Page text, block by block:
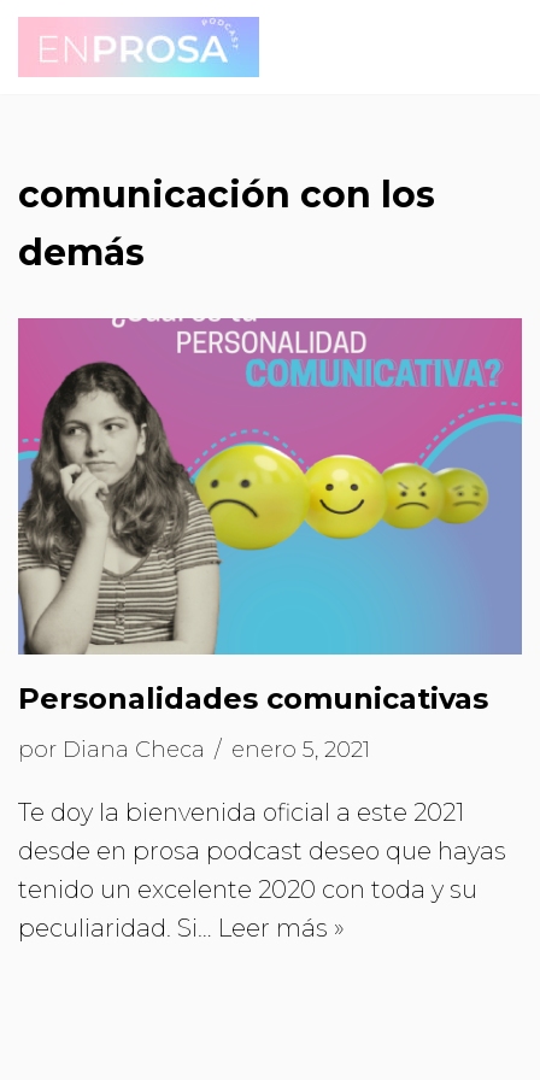
Saltar
comunicación con los
demás
Personalidades comunicativas
por Diana Checa enero 5, 2021
Te doy la bienvenida oficial a este 2021
desde en prosa podcast deseo que hayas
tenido un excelente 2020 con toda y su
peculiaridad. Si… Leer más »